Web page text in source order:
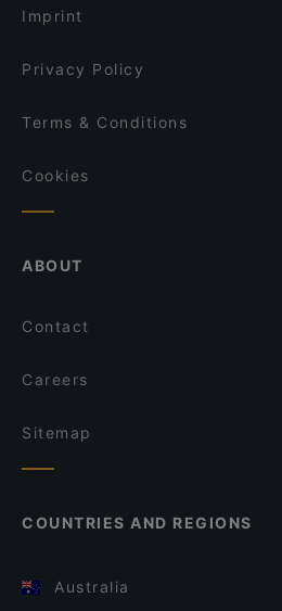
Imprint
Privacy Policy
Terms & Conditions
Cookies
ABOUT
Contact
Careers
Sitemap
COUNTRIES AND REGIONS
Australia